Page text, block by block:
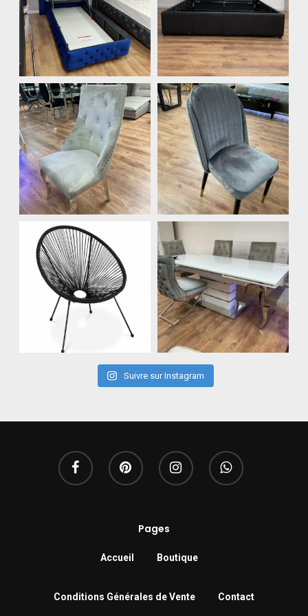
Suivre sur Instagram
Pages
Accueil Boutique
Conditions Générales de Vente Contact